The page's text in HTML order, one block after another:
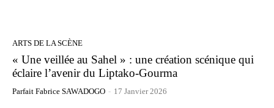
ARTS DE LA SCÈNE
« Une veillée au Sahel » : une création scénique qui
éclaire l’avenir du Liptako-Gourma
Parfait Fabrice SAWADOGO - 17 Janvier 2026